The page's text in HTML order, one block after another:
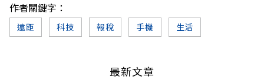
作者關鍵字：
遠距 科技 報稅 手機 生活
最新文章